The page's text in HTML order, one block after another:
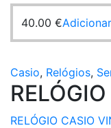
40.00 €Adicionar
Casio, Relógios,
RELÓGIO CASIO